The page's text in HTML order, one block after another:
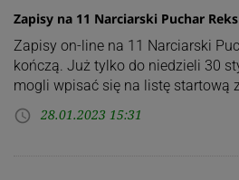
Zapisy na 11 Narciarski Puchar
Zapisy on-line na 11 Narciarski
kończą. Już tylko do niedzieli 30
mogli wpisać się na listę startową
access_time 28.01.2023 15:31